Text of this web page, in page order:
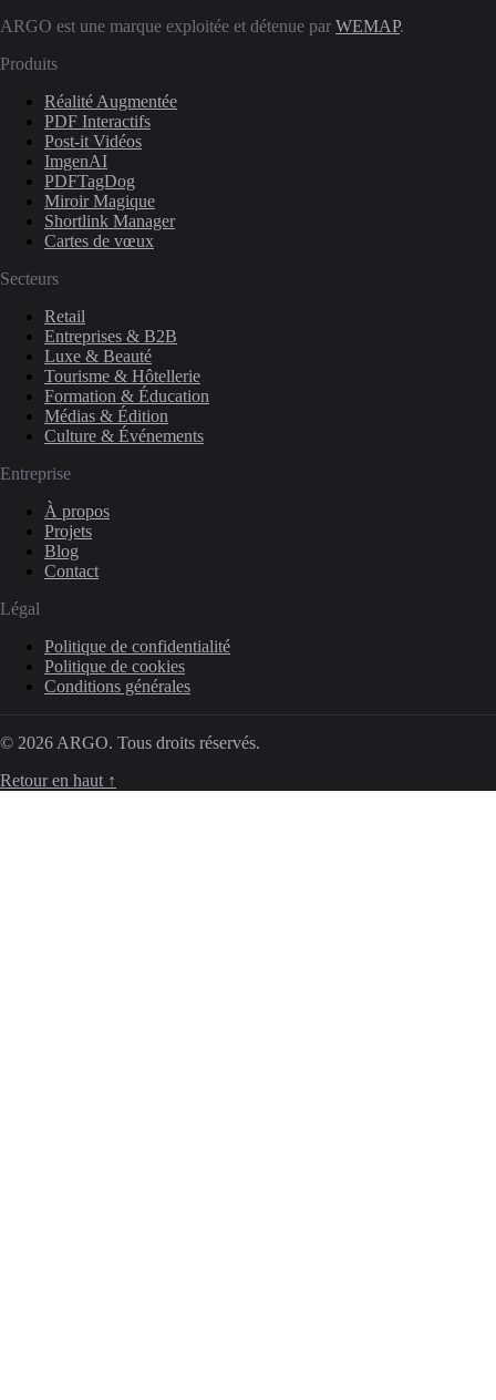
ARGO est une marque exploitée et détenue par WEMAP.
Produits
Réalité Augmentée
PDF Interactifs
Post-it Vidéos
ImgenAI
PDFTagDog
Miroir Magique
Shortlink Manager
Cartes de vœux
Secteurs
Retail
Entreprises & B2B
Luxe & Beauté
Tourisme & Hôtellerie
Formation & Éducation
Médias & Édition
Culture & Événements
Entreprise
À propos
Projets
Blog
Contact
Légal
Politique de confidentialité
Politique de cookies
Conditions générales
© 2026 ARGO. Tous droits réservés.
Retour en haut ↑